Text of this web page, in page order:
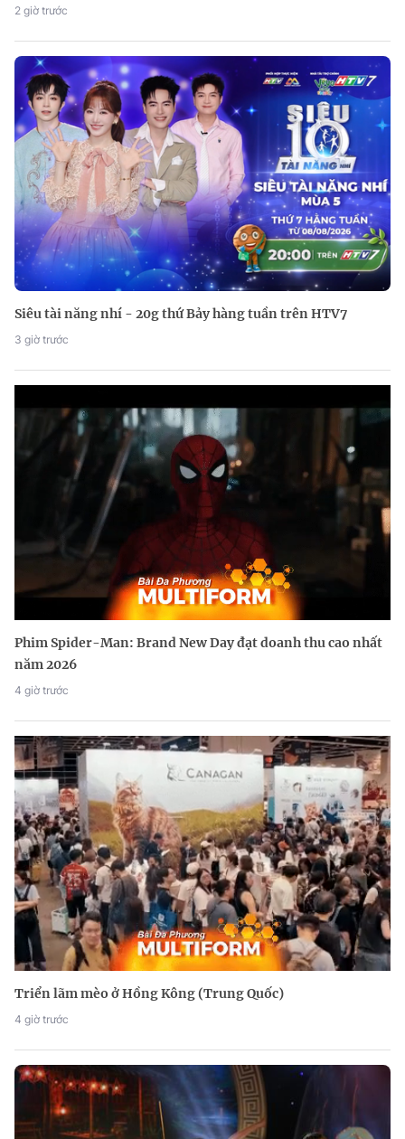
2 giờ trước
Siêu tài năng nhí - 20g thứ Bảy hàng tuần trên HTV7
3 giờ trước
Phim Spider-Man: Brand New Day đạt doanh thu cao nhất
năm 2026
4 giờ trước
Triển lãm mèo ở Hồng Kông (Trung Quốc)
4 giờ trước